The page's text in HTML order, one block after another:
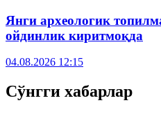
Янги археологик
ойдинлик киритмоқда
04.08.2026 12:15
Сўнгги хабарлар